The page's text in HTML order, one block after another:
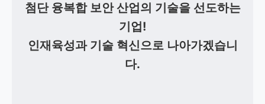
첨단 융복합 보안 산업의 기술을 선도하는
기업!
인재육성과 기술 혁신으로 나아가겠습니
다.